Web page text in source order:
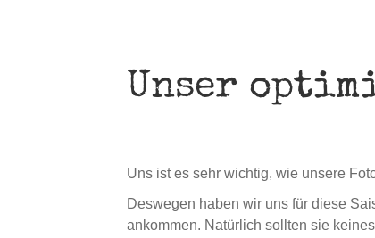
Unser
Uns ist es sehr wichtig, wie unsere
Deswegen haben wir uns für diese
ankommen. Natürlich sollten sie